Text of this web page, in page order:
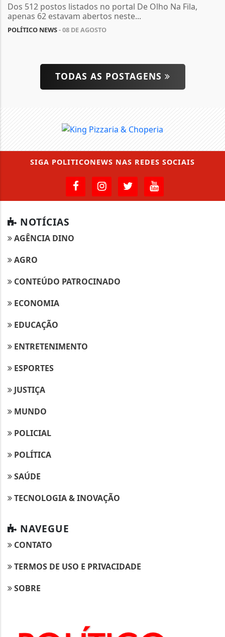
Dos 512 postos listados no portal De Olho Na Fila,
apenas 62 estavam abertos neste...
POLÍTICO NEWS- 08 DE AGOSTO
TODAS AS POSTAGENS
SIGA POLITICONEWS NAS REDES SOCIAIS
NOTÍCIAS
AGÊNCIA DINO
AGRO
CONTEÚDO PATROCINADO
ECONOMIA
EDUCAÇÃO
ENTRETENIMENTO
ESPORTES
JUSTIÇA
MUNDO
POLICIAL
POLÍTICA
SAÚDE
TECNOLOGIA & INOVAÇÃO
NAVEGUE
CONTATO
TERMOS DE USO E PRIVACIDADE
SOBRE